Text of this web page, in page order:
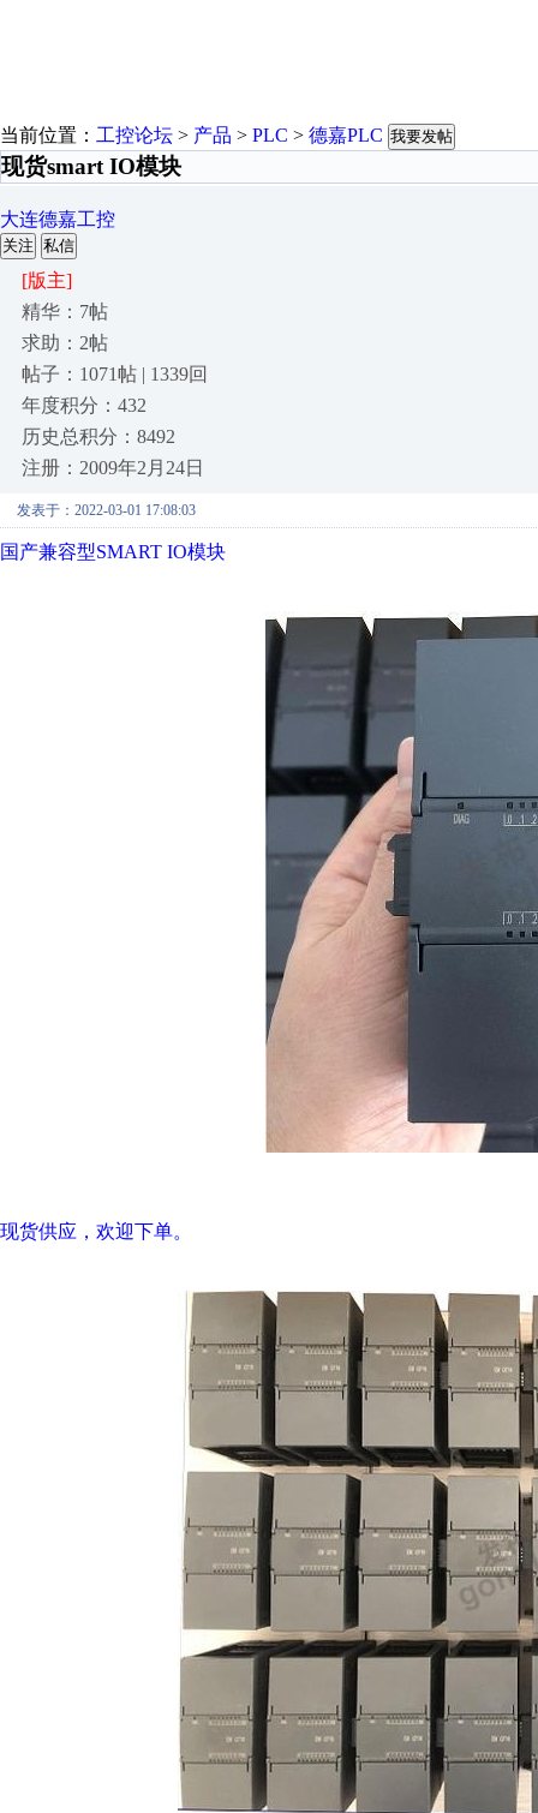
当前位置： 工控论坛 > 产品 > PLC > 德嘉PLC 我要发帖
现货smart IO模块
大连德嘉工控
关注 私信
[版主]
精华：7帖
求助：2帖
帖子：1071帖 | 1339回
年度积分：432
历史总积分：8492
注册：2009年2月24日
发表于：2022-03-01 17:08:03
国产兼容型SMART IO模块
现货供应，欢迎下单。